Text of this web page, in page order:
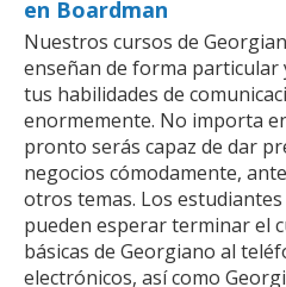
en Boardman
Nuestros cursos de
enseñan de forma
tus habilidades de
enormemente. No importa
pronto serás capaz de dar
negocios cómodamente,
otros temas. Los
pueden esperar terminar el
básicas de Georgiano al
electrónicos, así como